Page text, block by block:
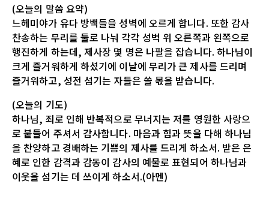
(오늘의 말씀 요약)
느헤미야가 유다 방백들을 성벽에 오르게 합니다. 또한 감사
찬송하는 무리를 둘로 나눠 각각 성벽 위 오른쪽과 왼쪽으로
행진하게 하는데, 제사장 몇 명은 나팔을 잡습니다. 하나님이
크게 즐거워하게 하셨기에 이날에 무리가 큰 제사를 드리며
즐거워하고, 성전 섬기는 자들은 쓸 몫을 받습니다.
(오늘의 기도)
하나님, 죄로 인해 반복적으로 무너지는 저를 영원한 사랑으
로 붙들어 주셔서 감사합니다. 마음과 힘과 뜻을 다해 하나님
을 찬양하고 경배하는 기쁨의 제사를 드리게 하소서. 받은 은
혜로 인한 감격과 감동이 감사의 예물로 표현되어 하나님과
이웃을 섬기는 데 쓰이게 하소서.(아멘)